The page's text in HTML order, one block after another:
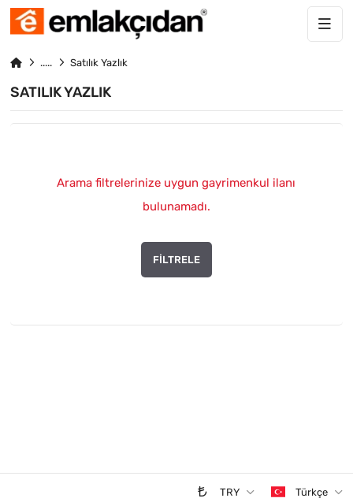
Satılık Yazlık
SATILIK YAZLIK
Arama filtrelerinize uygun gayrimenkul ilanı
bulunamadı.
FILTRELE
TRY Türkçe